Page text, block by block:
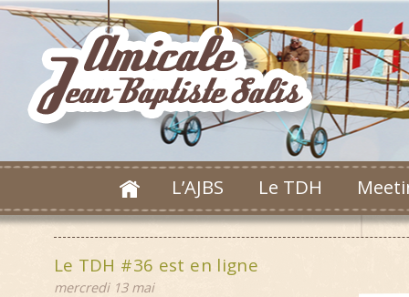
L’AJBS Le TDH
Le TDH #36 est en ligne
mercredi 13 mai